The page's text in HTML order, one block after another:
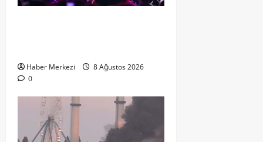
Haber Merkezi
8 Ağustos 2026
0